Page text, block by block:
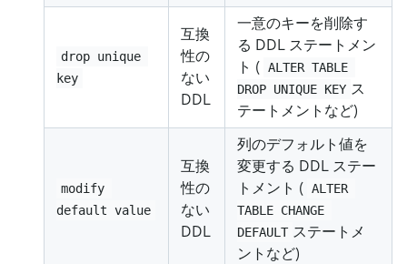
drop unique
key
互換
性の
ない
DDL
一意のキーを削除す
る DDL ステートメン
ト ( ALTER TABLE
DROP UNIQUE KEY ス
テートメントなど)
modify
default value
互換
性の
ない
DDL
列のデフォルト値を
変更する DDL ステー
トメント ( ALTER
TABLE CHANGE
DEFAULT ステートメ
ントなど)